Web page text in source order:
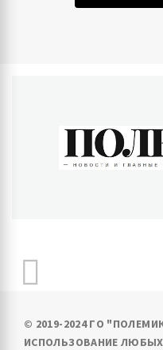
© 2019-2024 ГО
ИСПОЛЬЗОВАНИЕ